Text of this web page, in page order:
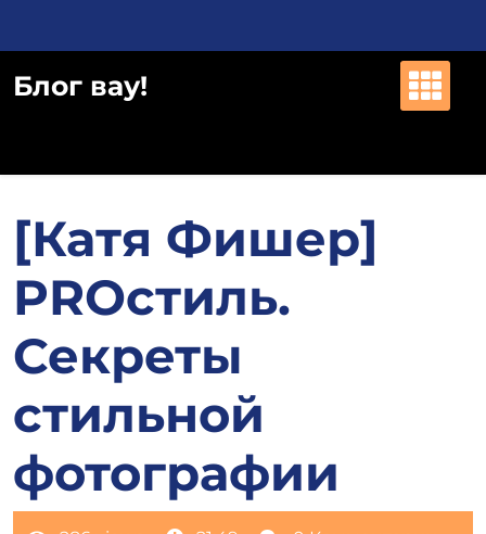
Блог вау!
[Катя Фишер]
PROстиль.
Секреты
стильной
фотографии